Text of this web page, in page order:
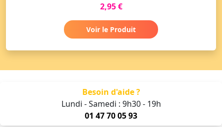
2,95 €
Voir le Produit
Besoin d'aide ?
Lundi - Samedi : 9h30 - 19h
01 47 70 05 93